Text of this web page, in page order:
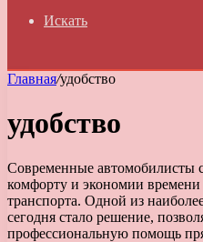
Искать
Главная/удобство
удобство
Современные автомобилисты
комфорту и экономии
транспорта. Одной из
сегодня стало решение,
профессиональную помощь